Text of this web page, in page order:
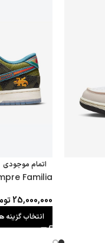
اتمام موجودی
Familia
25,000,000
انتخاب گزینه